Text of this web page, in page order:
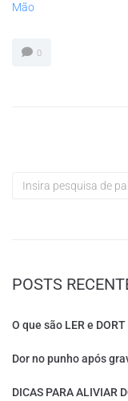
Mão
0
POSTS
O que são LER e
Dor no punho após
DICAS PARA ALIVIAR